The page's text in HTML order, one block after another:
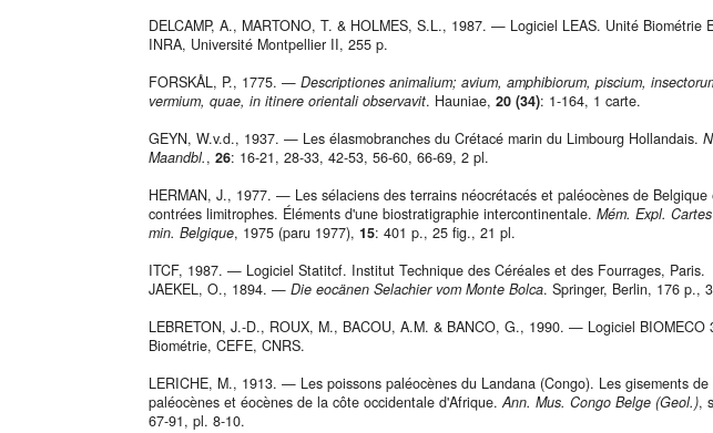
DELCAMP, A., MARTONO, T. & HOLMES, S.L., 1987. — Logiciel LEAS. Unité Biométrie
INRA, Université Montpellier II, 255 p.
FORSKÅL, P., 1775. — Descriptiones animalium; avium, amphibiorum, piscium,
vermium, quae, in itinere orientali observavit. Hauniae, 20 (34): 1-164, 1 carte.
GEYN, W.v.d., 1937. — Les élasmobranches du Crétacé marin du Limbourg Hollandais.
Maandbl., 26: 16-21, 28-33, 42-53, 56-60, 66-69, 2 pl.
HERMAN, J., 1977. — Les sélaciens des terrains néocrétacés et paléocènes de Belgique
contrées limitrophes. Éléments d'une biostratigraphie intercontinentale. Mém. Expl.
min. Belgique, 1975 (paru 1977), 15: 401 p., 25 fig., 21 pl.
ITCF, 1987. — Logiciel Statitcf. Institut Technique des Céréales et des Fourrages, Paris.
JAEKEL, O., 1894. — Die eocänen Selachier vom Monte Bolca. Springer, Berlin, 176 p.,
LEBRETON, J.-D., ROUX, M., BACOU, A.M. & BANCO, G., 1990. — Logiciel BIOMECO
Biométrie, CEFE, CNRS.
LERICHE, M., 1913. — Les poissons paléocènes du Landana (Congo). Les gisements de
paléocènes et éocènes de la côte occidentale d'Afrique.Ann. Mus. Congo Belge (Geol.),
67-91, pl. 8-10.